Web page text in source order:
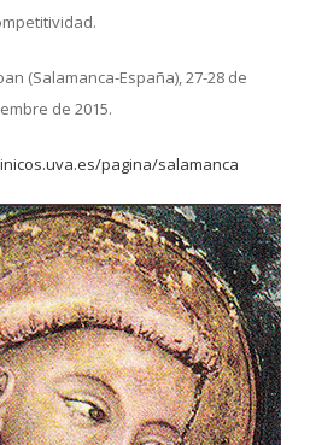
(Salamanca-España), 27-28 de
de 2015.
pagina/salamanca